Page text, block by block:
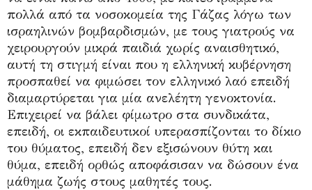
πολλά από τα νοσοκομεία της Γάζας λόγω των
ισραηλινών βομβαρδισμών, με τους γιατρούς να
χειρουργούν μικρά παιδιά χωρίς αναισθητικό,
αυτή τη στιγμή είναι που η ελληνική κυβέρνηση
προσπαθεί να φιμώσει τον ελληνικό λαό επειδή
διαμαρτύρεται για μία ανελέητη γενοκτονία.
Επιχειρεί να βάλει φίμωτρο στα συνδικάτα,
επειδή, οι εκπαιδευτικοί υπερασπίζονται το δίκιο
του θύματος, επειδή δεν εξισώνουν θύτη και
θύμα, επειδή ορθώς αποφάσισαν να δώσουν ένα
μάθημα ζωής στους μαθητές τους.